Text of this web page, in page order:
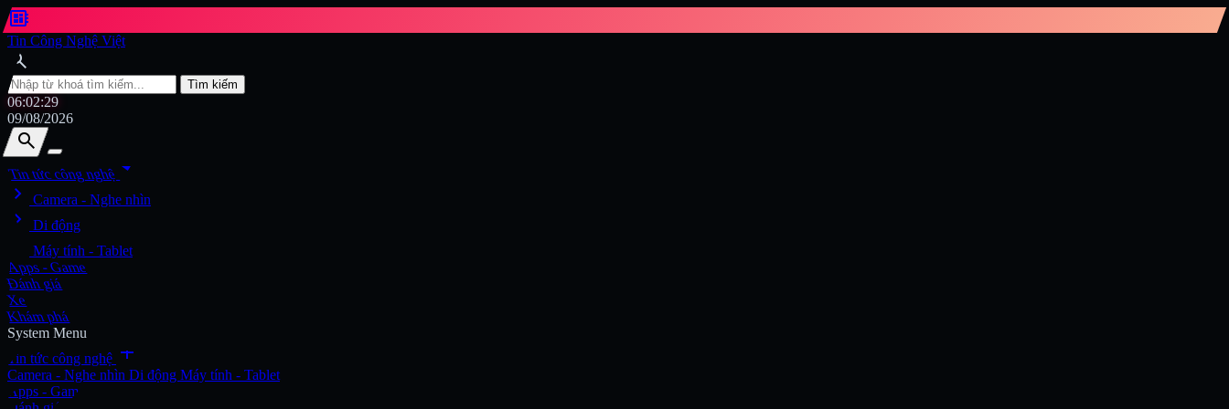
developer_board
Tin Công Nghệ Việt
search
Tìm kiếm
06:02:30
09/08/2026
search
search
Tin tức công nghệarrow_drop_down
chevron_right
Camera - Nghe nhìn
chevron_right Di động
Máy tính - Tablet
Apps - Game
Đánh giá
Xe
Khám phá
System Menu
Tin tức công nghệ add
Camera - Nghe nhìn Di động Máy tính - Tablet
Apps - Game